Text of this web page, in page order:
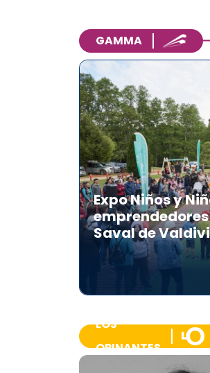
GAMMA
Expo Niños y
emprendedores
Saval de
LOS
OPINANTES